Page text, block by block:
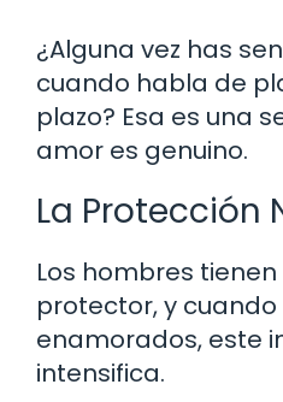
¿Alguna vez has
cuando habla de
plazo? Esa es una
amor es genuino.
La Protección
Los hombres
protector, y
enamorados, este
intensifica.